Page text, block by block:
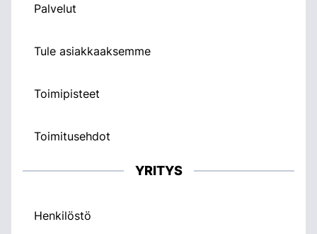
Palvelut
Tule asiakkaaksemme
Toimipisteet
Toimitusehdot
YRITYS
Henkilöstö